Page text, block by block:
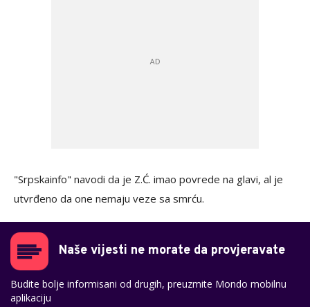
"Srpskainfo" navodi da je Z.Ć. imao povrede na glavi, al je
utvrđeno da one nemaju veze sa smrću.
Naše vijesti ne morate da provjeravate
Budite bolje informisani od drugih, preuzmite Mondo mobilnu
aplikaciju